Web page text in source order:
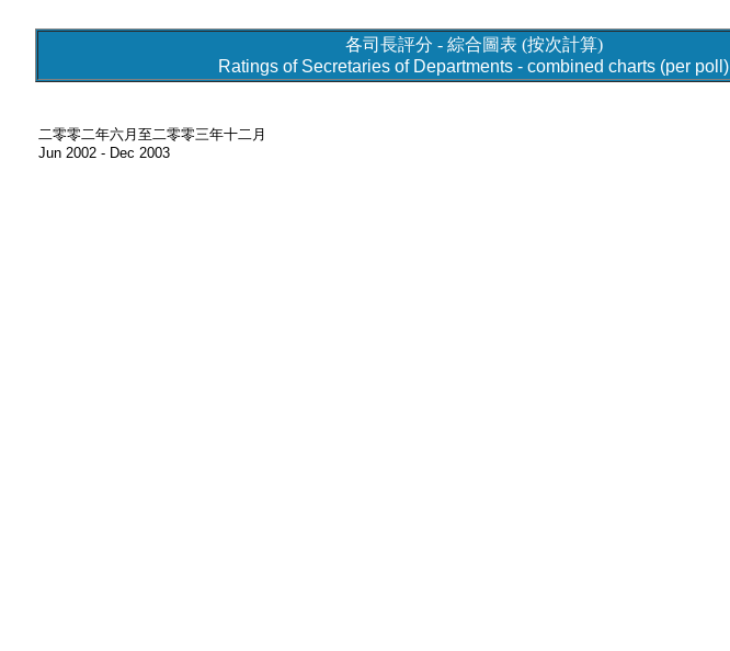
各司長評分 - 綜合圖表 (按次計算)
Ratings of Secretaries of Departments - combined charts (per poll)
二零零二年六月至二零零三年十二月
Jun 2002 - Dec 2003